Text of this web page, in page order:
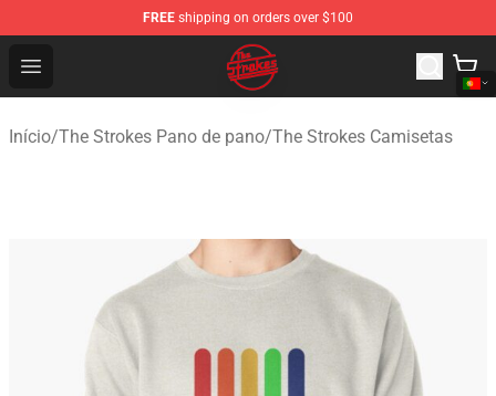
FREE shipping on orders over $100
Open menu
The Strokes Shop - Official The Strokes Merchandise
Início/The Strokes Pano de pano/The Strokes Camisetas